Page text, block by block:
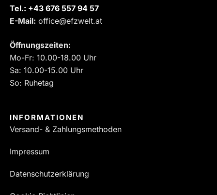
Tel.: ‎+43 676 557 94 57
E-Mail: office@efzwelt.at
Öffnungszeiten:
Mo-Fr: 10.00-18.00 Uhr
Sa: 10.00-15.00 Uhr
So: Ruhetag
INFORMATIONEN
Versand- & Zahlungsmethoden
Impressum
Datenschutzerklärung